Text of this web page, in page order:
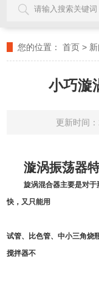
您的位置： 首页 >
小巧漩
更新时间
漩涡振荡器
旋涡混合器主要是对
快，又只能用
试管、比色管、中小三角烧
搅拌器不